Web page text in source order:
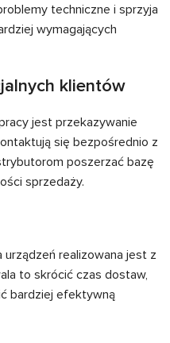
techniczne i sprzyja
wymagających
klientów
jest przekazywanie
się bezpośrednio z
poszerzać bazę
sprzedaży.
realizowana jest z
to skrócić czas dostaw,
bardziej efektywną